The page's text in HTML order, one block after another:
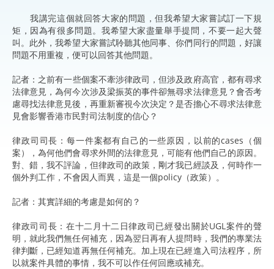
我講完這個就回答大家的問題，但我希望大家嘗試訂一下規
矩，因為有很多問題。我希望大家盡量舉手提問，不要一起大聲
叫。此外，我希望大家嘗試聆聽其他同事、你們同行的問題，好讓
問題不用重複，便可以回答其他問題。​
​記者：之前有一些個案不牽涉律政司，但涉及政府高官，都有尋求
法律意見，為何今次涉及梁振英的事件卻無尋求法律意見？會否考
慮尋找法律意見後，再重新審視今次決定？是否擔心不尋求法律意
見會影響香港市民對司法制度的信心？ ​
律政司司長：每一件案都有自己的一些原因，以前的cases（個
案），為何他們會尋求外間的法律意見，可能有他們自己的原因。
對、錯，我不評論，但律政司的政策，剛才我已經談及，何時作一
個外判工作，不會因人而異，這是一個policy（政策）。​ ​
記者：其實詳細的考慮是如何的？​ ​
律政司司長：在十二月十二日律政司已經發出關於UGL案件的聲
明，就此我們無任何補充，因為翌日再有人提問時，我們的專業法
律判斷，已經知道再無任何補充。加上現在已經進入司法程序，所
以就案件具體的事情，我不可以作任何回應或補充。​ ​